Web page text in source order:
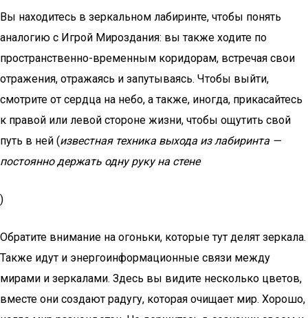
Вы находитесь в зеркальном лабиринте, чтобы понять
аналогию с Игрой Мироздания: вы также ходите по
пространственно-временным коридорам, встречая свои
отражения, отражаясь и запутываясь. Чтобы выйти,
смотрите от сердца на небо, а также, иногда, прикасайтесь
к правой или левой стороне жизни, чтобы ощутить свой
путь в ней (известная техника выхода из лабиринта —
постоянно держать одну руку на стене
)
Обратите внимание на огоньки, которые тут делят зеркала.
Также идут и энергоинформационные связи между
мирами и зеркалами. Здесь вы видите несколько цветов,
вместе они создают радугу, которая очищает мир. Хорошо,